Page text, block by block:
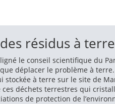
résidus à terre
le conseil scientifique du
déplacer le problème à
stockée à terre sur le site de
ces déchets terrestres qui
de protection de